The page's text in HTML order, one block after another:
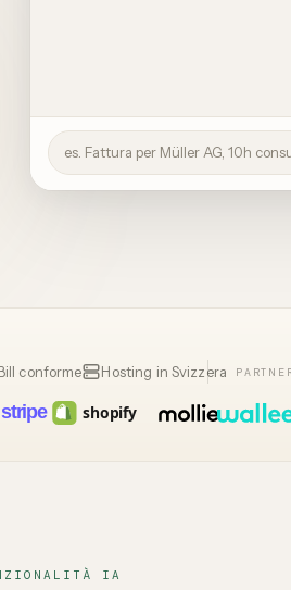
es. Fattura per Müller AG, 10h
conforme Hosting in Svizzera
IA